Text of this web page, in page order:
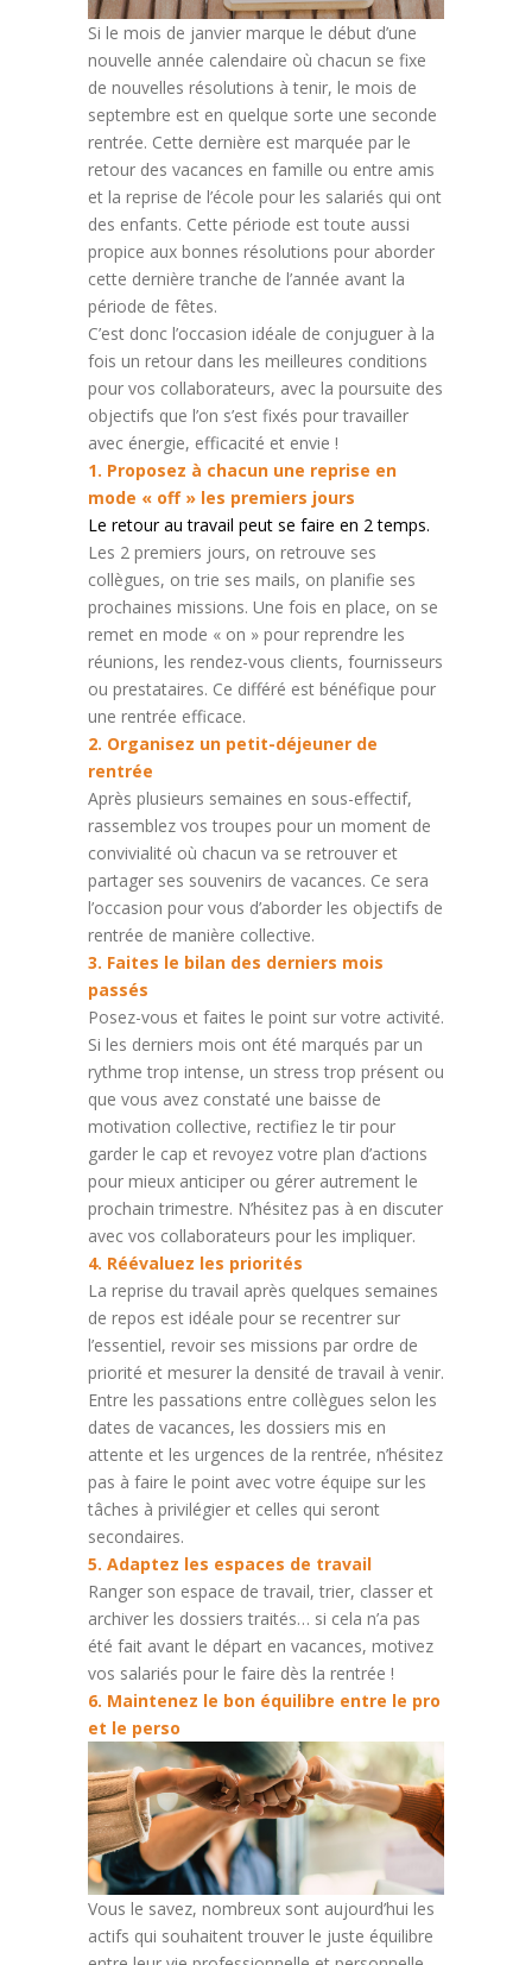
Si le mois de janvier marque le début d’une
nouvelle année calendaire où chacun se fixe
de nouvelles résolutions à tenir, le mois de
septembre est en quelque sorte une seconde
rentrée. Cette dernière est marquée par le
retour des vacances en famille ou entre amis
et la reprise de l’école pour les salariés qui ont
des enfants. Cette période est toute aussi
propice aux bonnes résolutions pour aborder
cette dernière tranche de l’année avant la
période de fêtes.
C’est donc l’occasion idéale de conjuguer à la
fois un retour dans les meilleures conditions
pour vos collaborateurs, avec la poursuite des
objectifs que l’on s’est fixés pour travailler
avec énergie, efficacité et envie !
1. Proposez à chacun une reprise en
mode « off » les premiers jours
Le retour au travail peut se faire en 2 temps.
Les 2 premiers jours, on retrouve ses
collègues, on trie ses mails, on planifie ses
prochaines missions. Une fois en place, on se
remet en mode « on » pour reprendre les
réunions, les rendez-vous clients, fournisseurs
ou prestataires. Ce différé est bénéfique pour
une rentrée efficace.
2. Organisez un petit-déjeuner de
rentrée
Après plusieurs semaines en sous-effectif,
rassemblez vos troupes pour un moment de
convivialité où chacun va se retrouver et
partager ses souvenirs de vacances. Ce sera
l’occasion pour vous d’aborder les objectifs de
rentrée de manière collective.
3. Faites le bilan des derniers mois
passés
Posez-vous et faites le point sur votre activité.
Si les derniers mois ont été marqués par un
rythme trop intense, un stress trop présent ou
que vous avez constaté une baisse de
motivation collective, rectifiez le tir pour
garder le cap et revoyez votre plan d’actions
pour mieux anticiper ou gérer autrement le
prochain trimestre. N’hésitez pas à en discuter
avec vos collaborateurs pour les impliquer.
4. Réévaluez les priorités
La reprise du travail après quelques semaines
de repos est idéale pour se recentrer sur
l’essentiel, revoir ses missions par ordre de
priorité et mesurer la densité de travail à venir.
Entre les passations entre collègues selon les
dates de vacances, les dossiers mis en
attente et les urgences de la rentrée, n’hésitez
pas à faire le point avec votre équipe sur les
tâches à privilégier et celles qui seront
secondaires.
5. Adaptez les espaces de travail
Ranger son espace de travail, trier, classer et
archiver les dossiers traités… si cela n’a pas
été fait avant le départ en vacances, motivez
vos salariés pour le faire dès la rentrée !
6. Maintenez le bon équilibre entre le pro
et le perso
Vous le savez, nombreux sont aujourd’hui les
actifs qui souhaitent trouver le juste équilibre